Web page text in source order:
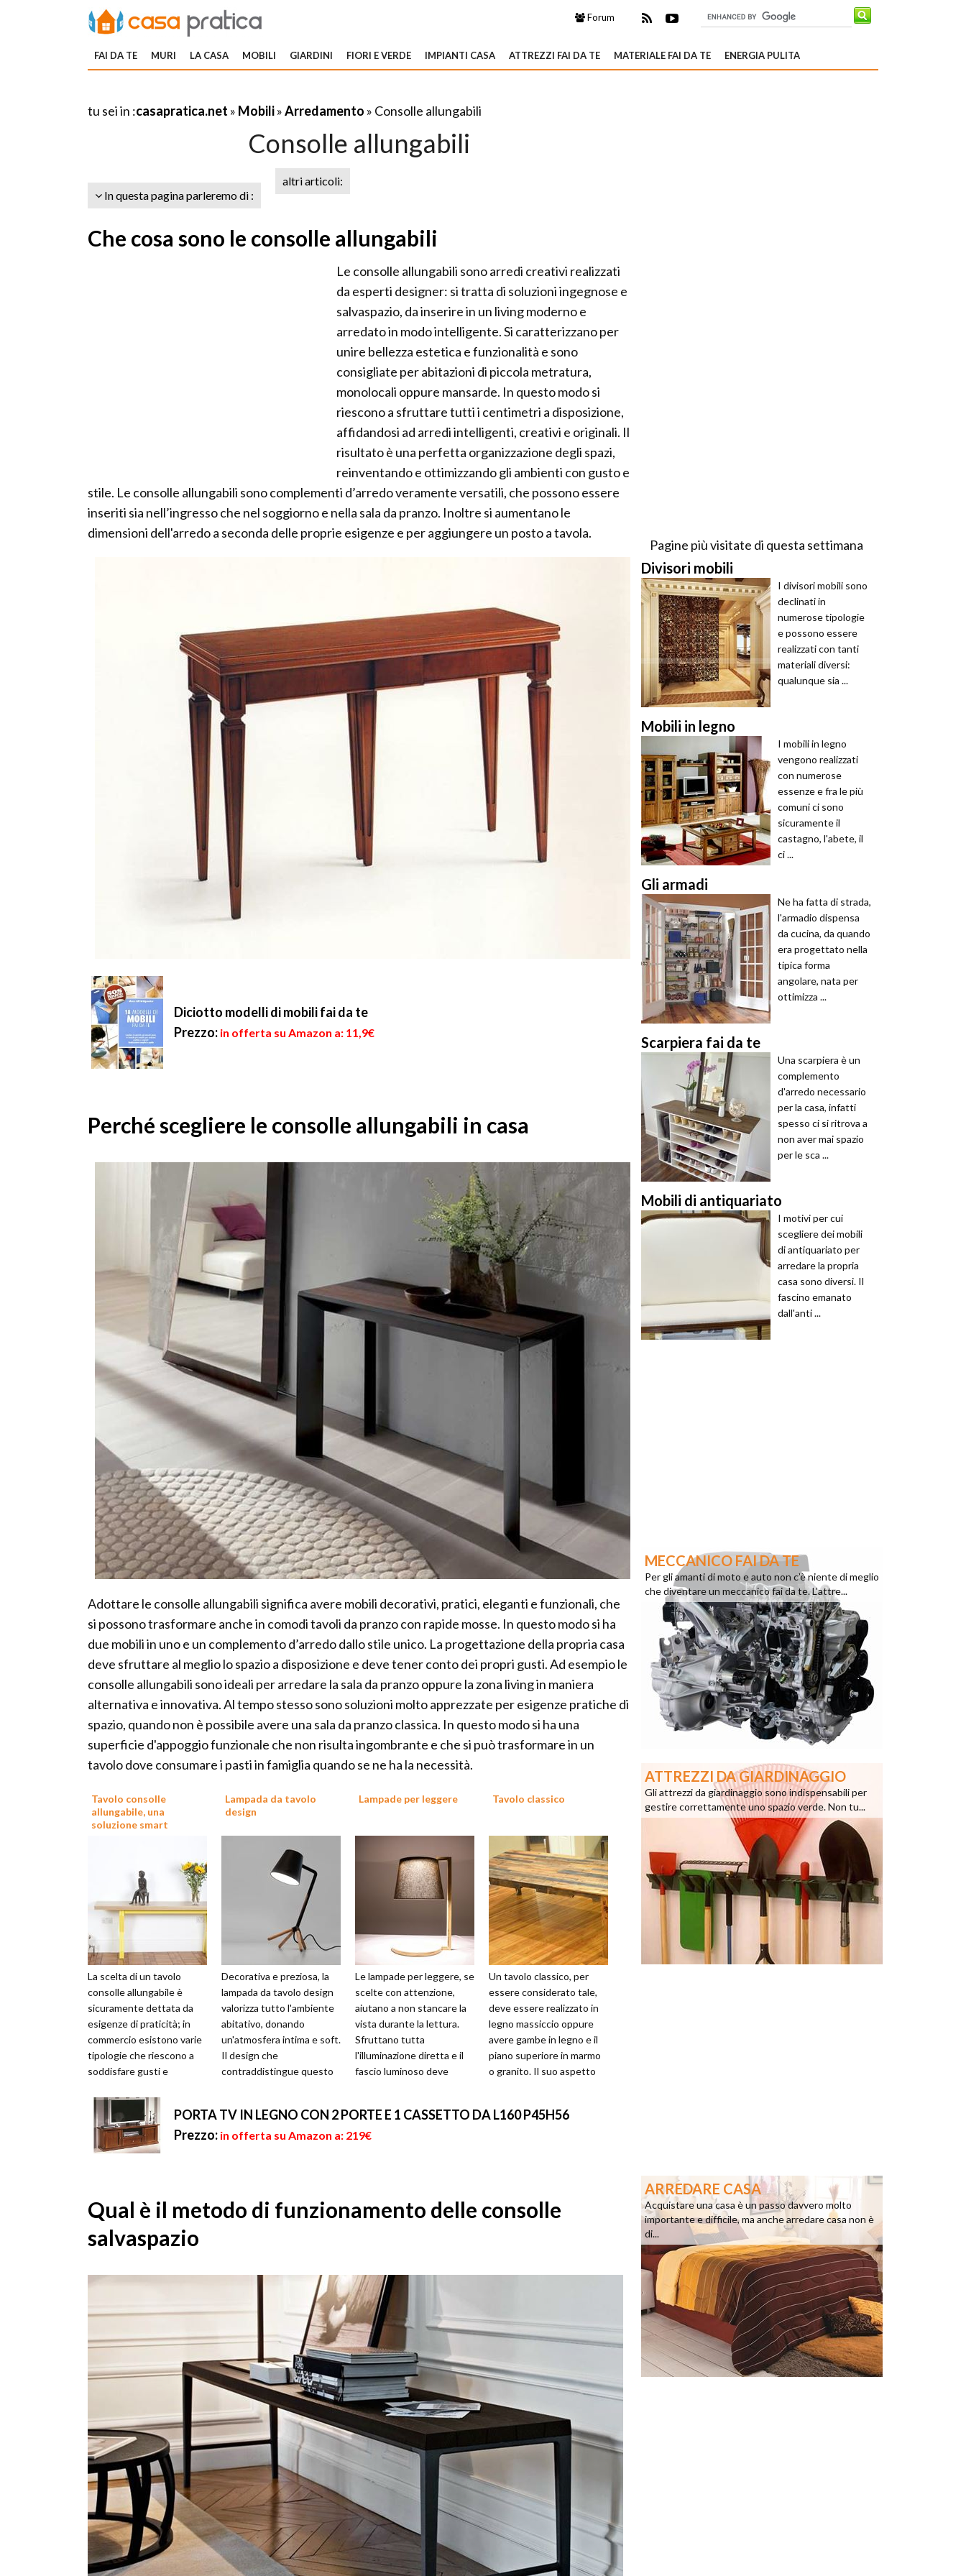
Forum
FAI DA TE MURI LA CASA MOBILI GIARDINI FIORI E VERDE IMPIANTI CASA ATTREZZI FAI DA TE MATERIALE FAI DA TE ENERGIA PULITA
tu sei in :casapratica.net » Mobili»Arredamento » Consolle allungabili
Consolle allungabili
In questa pagina parleremo di :
altri articoli:
Che cosa sono le consolle allungabili
Le consolle allungabili sono arredi creativi realizzati
da esperti designer: si tratta di soluzioni ingegnose e
salvaspazio, da inserire in un living moderno e
arredato in modo intelligente. Si caratterizzano per
unire bellezza estetica e funzionalità e sono
consigliate per abitazioni di piccola metratura,
monolocali oppure mansarde. In questo modo si
riescono a sfruttare tutti i centimetri a disposizione,
affidandosi ad arredi intelligenti, creativi e originali. Il
risultato è una perfetta organizzazione degli spazi,
reinventando e ottimizzando gli ambienti con gusto e
stile. Le consolle allungabili sono complementi d’arredo veramente versatili, che possono essere
inseriti sia nell’ingresso che nel soggiorno e nella sala da pranzo. Inoltre si aumentano le
dimensioni dell'arredo a seconda delle proprie esigenze e per aggiungere un posto a tavola.
Diciotto modelli di mobili fai da te
Prezzo: in offerta su Amazon a: 11,9€
Perché scegliere le consolle allungabili in casa
Adottare le consolle allungabili significa avere mobili decorativi, pratici, eleganti e funzionali, che
si possono trasformare anche in comodi tavoli da pranzo con rapide mosse. In questo modo si ha
due mobili in uno e un complemento d’arredo dallo stile unico. La progettazione della propria casa
deve sfruttare al meglio lo spazio a disposizione e deve tener conto dei propri gusti. Ad esempio le
consolle allungabili sono ideali per arredare la sala da pranzo oppure la zona living in maniera
alternativa e innovativa. Al tempo stesso sono soluzioni molto apprezzate per esigenze pratiche di
spazio, quando non è possibile avere una sala da pranzo classica. In questo modo si ha una
superficie d'appoggio funzionale che non risulta ingombrante e che si può trasformare in un
tavolo dove consumare i pasti in famiglia quando se ne ha la necessità.
Tavolo consolle
allungabile, una
soluzione smart
La scelta di un tavolo
consolle allungabile è
sicuramente dettata da
esigenze di praticità; in
commercio esistono varie
tipologie che riescono a
soddisfare gusti e
Dall'ingresso ...
Lampada da tavolo
design
Decorativa e preziosa, la
lampada da tavolo design
valorizza tutto l'ambiente
abitativo, donando
un'atmosfera intima e soft.
Il design che
contraddistingue questo
Lampade per leggere
Le lampade per leggere, se
scelte con attenzione,
aiutano a non stancare la
vista durante la lettura.
Sfruttano tutta
l'illuminazione diretta e il
fascio luminoso deve
Tavolo classico
Un tavolo classico, per
essere considerato tale,
deve essere realizzato in
legno massiccio oppure
avere gambe in legno e il
piano superiore in marmo
o granito. Il suo aspetto
PORTA TV IN LEGNO CON 2 PORTE E 1 CASSETTO DA L160 P45H56
Prezzo: in offerta su Amazon a: 219€
Qual è il metodo di funzionamento delle consolle
salvaspazio
Pagine più visitate di questa settimana
Divisori mobili
I divisori mobili sono
declinati in
numerose tipologie
e possono essere
realizzati con tanti
materiali diversi:
qualunque sia ...
Mobili in legno
I mobili in legno
vengono realizzati
con numerose
essenze e fra le più
comuni ci sono
sicuramente il
castagno, l'abete, il
ci ...
Gli armadi
Ne ha fatta di strada,
l'armadio dispensa
da cucina, da quando
era progettato nella
tipica forma
angolare, nata per
ottimizza ...
Scarpiera fai da te
Una scarpiera è un
complemento
d'arredo necessario
per la casa, infatti
spesso ci si ritrova a
non aver mai spazio
per le sca ...
Mobili di antiquariato
I motivi per cui
scegliere dei mobili
di antiquariato per
arredare la propria
casa sono diversi. Il
fascino emanato
dall'anti ...
MECCANICO FAI DA TE
Per gli amanti di moto e auto non c’è niente di meglio
che diventare un meccanico fai da te. L’attre...
ATTREZZI DA GIARDINAGGIO
Gli attrezzi da giardinaggio sono indispensabili per
gestire correttamente uno spazio verde. Non tu...
ARREDARE CASA
Acquistare una casa è un passo davvero molto
importante e difficile, ma anche arredare casa non è
di...